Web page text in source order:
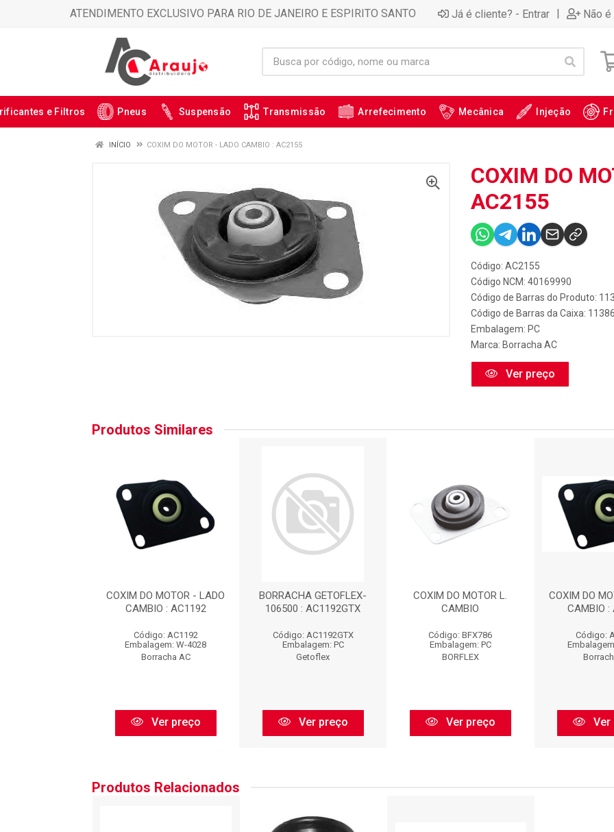
ATENDIMENTO EXCLUSIVO PARA RIO DE JANEIRO E ESPIRITO SANTO Já é cliente? - Entrar | Não
e Filtros Pneus Suspensão Transmissão Arrefecimento Mecânica Injeção
INÍCIO COXIM DO MOTOR - LADO CAMBIO : AC2155
COXIM DO
AC2155
Código: AC2155
Código NCM: 40169990
Código de Barras do Produto:
Código de Barras da Caixa: 11386
Embalagem: PC
Marca: Borracha AC
Ver preço
Produtos Similares
COXIM DO MOTOR - LADO
CAMBIO : AC1192
Código: AC1192
Embalagem: W-4028
Borracha AC
Ver preço
BORRACHA GETOFLEX-
106500 : AC1192GTX
Código: AC1192GTX
Embalagem: PC
Getoflex
Ver preço
COXIM DO MOTOR L.
CAMBIO
Código: BFX786
Embalagem: PC
BORFLEX
Ver preço
COXIM DO
CAMBIO :
Código:
Ver
Produtos Relacionados